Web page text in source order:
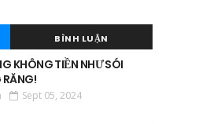
BÌNH LUẬN
KHÔNG TIỀN NHƯ SÓI
RĂNG!
Sept 05, 2024